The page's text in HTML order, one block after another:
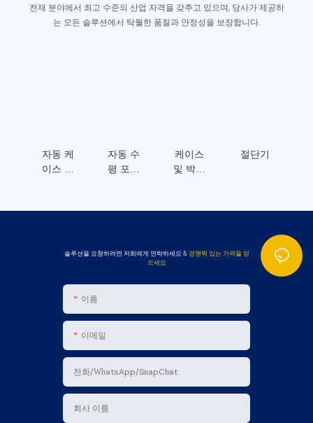
전재 분야에서 최고 수준의 산업 자격을 갖추고 있으며, 당사가 제공하
는 모든 솔루션에서 탁월한 품질과 안정성을 보장합니다.
자동 케
이스 조
자동 수
평 포장
케이스
및 박스
절단기
솔루션을 요청하려면 저희에게 연락하세요 & 경쟁력 있는 가격을 얻
으세요
이름
이메일
전화/WhatsApp/SnapChat
회사 이름